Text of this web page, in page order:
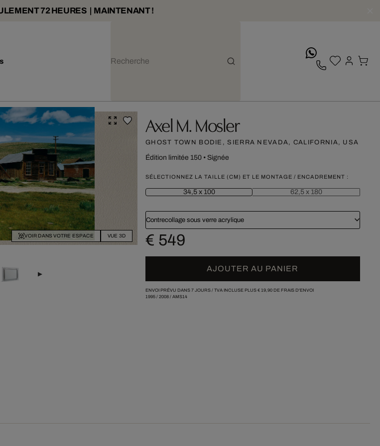
72 HEURES | MAINTENANT !
VOIR DANS VOTRE ESPACE VUE 3D
Axel M. Mosler
GHOST TOWN BODIE, SIERRA NEVADA, CALIFORNIA, USA
Édition limitée 150• Signée
SÉLECTIONNEZ LA TAILLE (CM) ET LE MONTAGE / ENCADREMENT :
34,5 x 100 62,5 x 180
Contrecollage sous verre acrylique
€ 549
AJOUTER AU PANIER
ENVOI PRÉVU DANS 7 JOURS / TVA INCLUSE PLUS € 19,90DE FRAIS D'ENVOI
1995/ 2008/ AMS14